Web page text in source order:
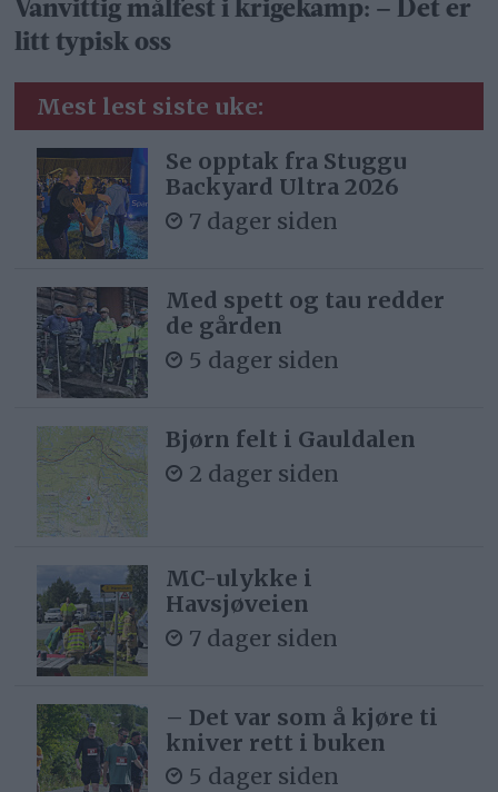
Vanvittig målfest i krigekamp: – Det er
litt typisk oss
Mest lest siste uke:
Se opptak fra Stuggu
Backyard Ultra 2026
7 dager siden
Med spett og tau redder
de gården
5 dager siden
Bjørn felt i Gauldalen
2 dager siden
MC-ulykke i
Havsjøveien
7 dager siden
– Det var som å kjøre ti
kniver rett i buken
5 dager siden